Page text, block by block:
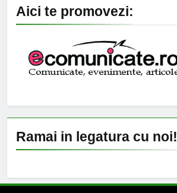
Aici te promovezi:
Ramai in legatura cu noi!